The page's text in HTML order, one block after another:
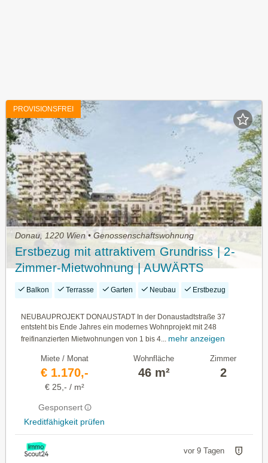
PROVISIONSFREI
Donau, 1220 Wien • Genossenschaftswohnung
Erstbezug mit attraktivem Grundriss | 2-
Zimmer-Mietwohnung | AUWÄRTS
Balkon Terrasse Garten Neubau Erstbezug
NEUBAUPROJEKT DONAUSTADT In der Donaustadtstraße 37
entsteht bis Ende Jahres ein modernes Wohnprojekt mit 248
freifinanzierten Mietwohnungen von 1 bis 4...
mehr anzeigen
Miete / Monat
€ 1.170,-
€ 25,- / m²
Gesponsert
Kreditfähigkeit prüfen
Wohnfläche
46 m²
Zimmer
2
vor 9 Tagen